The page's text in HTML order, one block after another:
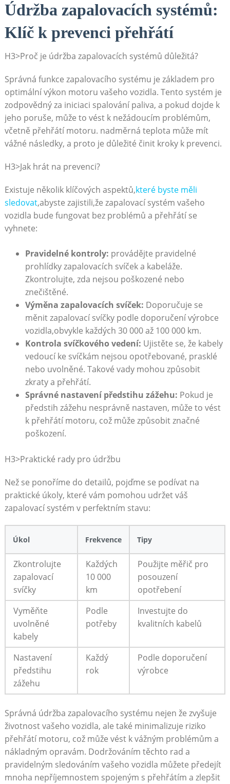
Údržba zapalovacích systémů:
Klíč k prevenci přehřátí
H3>Proč je údržba zapalovacích systémů důležitá?
Správná⁣ funkce zapalovacího systému je základem⁤ pro
optimální ‍výkon motoru vašeho vozidla. Tento systém je
⁣zodpovědný za iniciaci spalování paliva, a pokud dojde k
jeho poruše, ‌může to vést k nežádoucím problémům,
včetně ‍přehřátí ⁤motoru. nadměrná teplota může mít
‌vážné následky,‍ a ‍proto je důležité činit kroky k prevenci.
H3>Jak hrát na⁤ prevenci?
Existuje několik ‍klíčových aspektů,které byste měli
sledovat,abyste​ zajistili,že⁣ zapalovací systém vašeho
⁤vozidla ⁢bude fungovat bez problémů‍ a přehřátí se
vyhnete:
Pravidelné kontroly: provádějte pravidelné
⁢prohlídky zapalovacích svíček a kabeláže.
Zkontrolujte, zda ‍nejsou poškozené nebo
znečištěné.
Výměna zapalovacích svíček: Doporučuje se
měnit zapalovací svíčky podle doporučení výrobce
vozidla,obvykle každých 30 000 až 100 000 km.
Kontrola svíčkového‍ vedení: ⁤Ujistěte se, že kabely
vedoucí ke svíčkám⁢ nejsou opotřebované, prasklé
‍nebo uvolněné. Takové vady mohou způsobit
zkraty a přehřátí.
Správné‍ nastavení předstihu zážehu: Pokud je ​
předstih zážehu nesprávně nastaven, může to vést
k přehřátí motoru, což může‌ způsobit značné
poškození.
H3>Praktické rady⁣ pro údržbu
Než se ponoříme‍ do detailů, pojďme se podívat na
praktické úkoly, které vám pomohou udržet váš
zapalovací systém v perfektním ⁤stavu:
Úkol Frekvence Tipy
Zkontrolujte
zapalovací
svíčky
Každých
10 000
km
Použijte měřič pro
posouzení
opotřebení
Vyměňte
uvolněné
kabely
Podle
potřeby
Investujte do
kvalitních kabelů
Nastavení
předstihu
zážehu
Každý
rok
Podle‌ doporučení
výrobce
Správná údržba zapalovacího systému ‍nejen⁢ že zvyšuje
životnost vašeho vozidla, ⁢ale ‌také minimalizuje riziko
přehřátí motoru, což může vést k⁤ vážným problémům a
nákladným opravám. Dodržováním‌ těchto rad a
pravidelným ⁢sledováním vašeho vozidla můžete předejít
mnoha nepříjemnostem spojeným s přehřátím a⁣ zlepšit